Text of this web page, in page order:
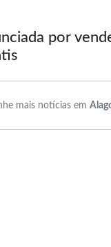
por
mais notícias em